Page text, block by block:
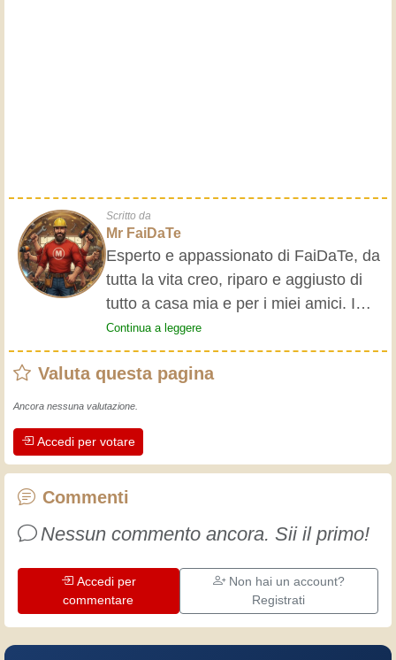
Scritto da
Mr FaiDaTe
Esperto e appassionato di FaiDaTe, da
tutta la vita creo, riparo e aggiusto di
tutto a casa mia e per i miei amici. I
nonni mi hanno insegnato i primi
rudimenti, fin da piccolo e da allora ho
fatto un sacco di esperienze.
L'esperienza insegna! Tiene attivi e
artigiani professionisti mettono nel loro
lavoro. Impariamo insieme, ogni giorno
è una occasione per migliorare. Buon
Continua a leggere
Valuta questa pagina
Ancora nessuna valutazione.
Accedi per votare
Commenti
Nessun commento ancora. Sii il primo!
Accedi per
commentare
Non hai un account?
Registrati